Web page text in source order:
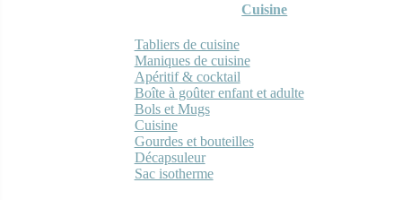
Cuisine
Tabliers de cuisine
Maniques de cuisine
Apéritif & cocktail
Boîte à goûter enfant et adulte
Bols et Mugs
Cuisine
Gourdes et bouteilles
Décapsuleur
Sac isotherme